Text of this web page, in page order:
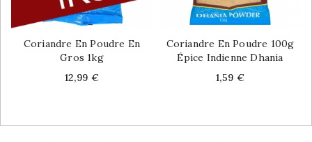
Coriandre En Poudre En
Gros 1kg
Price
12,99 €
Coriandre En Poudre 100g
Épice Indienne Dhania
Price
1,59 €